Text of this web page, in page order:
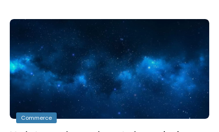
Commerce